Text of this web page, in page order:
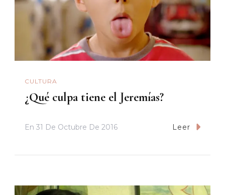
CULTURA
¿Qué culpa tiene el Jeremías?
En 31 De Octubre De 2016 Leer